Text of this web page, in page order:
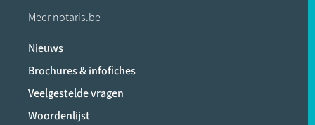
Meer notaris.be
Nieuws
Brochures & infofiches
Veelgestelde vragen
Woordenlijst